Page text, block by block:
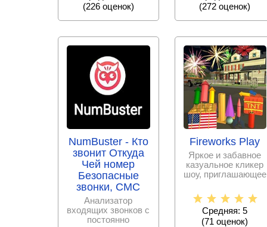
(226оценок)
(272 оценок)
NumBuster - Кто
звонит Откуда
Чей номер
Безопасные
звонки, СМС
Анализатор
входящих звонков с
постоянно
Fireworks Play
Яркое и забавное
казуальное кликер
шоу, приглашающее
команды по
Средняя: 5
(71 оценок)